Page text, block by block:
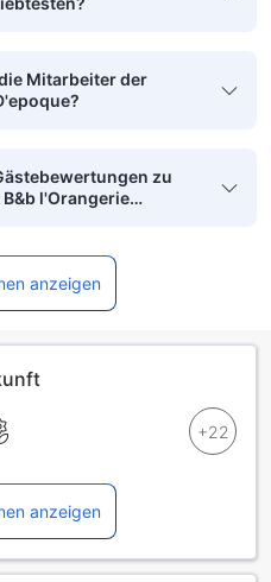
Mitarbeiter der
zu
l'Orangerie
anzeigen
anzeigen